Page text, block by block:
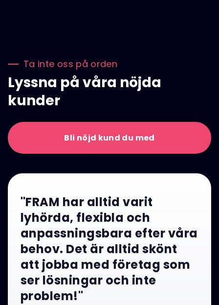
Ta inte oss på orden
Lyssna på våra nöjda
kunder
Bli nöjd kund du med
"FRAM har alltid varit
lyhörda, flexibla och
anpassningsbara efter våra
behov. Det är alltid skönt
att jobba med företag som
ser lösningar och inte
problem!"